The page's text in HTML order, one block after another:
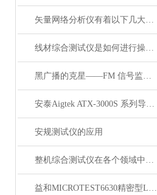
矢量网络分析仪有着以下几大核心特点
线材综合测试仪是如何进行操作的呢？
黑广播的克星——FM 信号监测系统
安泰Aigtek ATX-3000S 系列导通线束测试仪
安规测试仪的应用
整机综合测试仪在各个领域中都有着广泛的作用
益和MICROTEST6630精密型LCR测试仪